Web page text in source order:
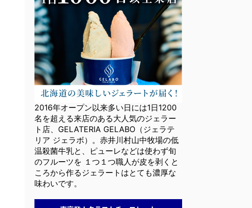
2016年オープン以来多い日には1日1200
名を超える来店のある大人気のジェラー
ト店、GELATERIA GELABO（ジェラテ
リア ジェラボ）。赤井川村山中牧場の低
温殺菌牛乳と、ピューレなどは使わず旬
のフルーツを １つ１つ職人が皮を剥くと
ころから作るジェラートはとても濃厚な
味わいです。